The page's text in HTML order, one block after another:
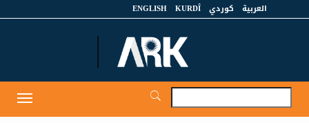
العربية كوردي KURDÎ
ENGLISH